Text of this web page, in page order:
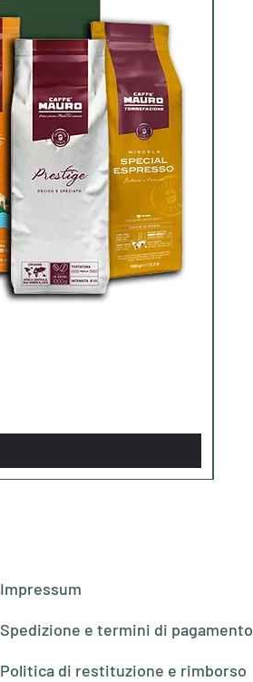
Impressum
Spedizione e termini di pagamento
Politica di restituzione e rimborso